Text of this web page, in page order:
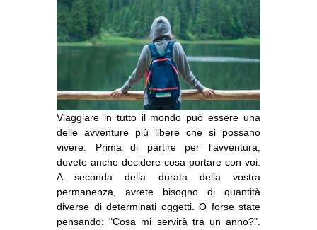
Viaggiare in tutto il mondo può essere una
delle avventure più libere che si possano
vivere. Prima di partire per l'avventura,
dovete anche decidere cosa portare con voi.
A seconda della durata della vostra
permanenza, avrete bisogno di quantità
diverse di determinati oggetti. O forse state
pensando: "Cosa mi servirà tra un anno?".